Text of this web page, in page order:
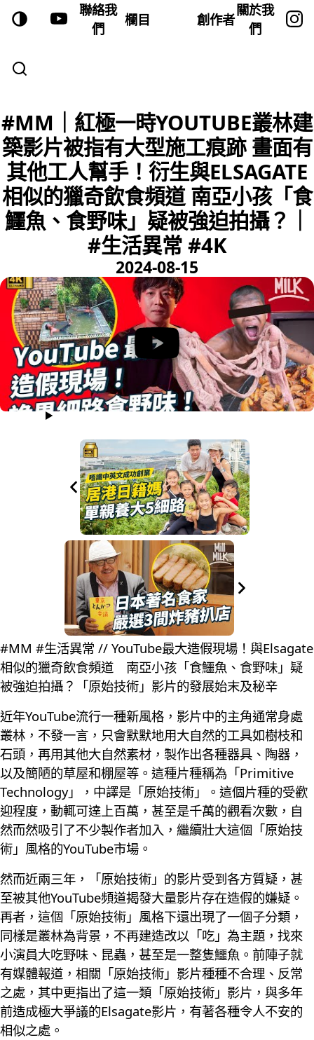
聯絡我
們
欄目 創作者
關於我
們
#MM｜紅極一時YOUTUBE叢林建
築影片被指有大型施工痕跡 畫面有
其他工人幫手！衍生與ELSAGATE
相似的獵奇飲食頻道 南亞小孩「食
鱷魚、食野味」疑被強迫拍攝？｜
#生活異常 #4K
2024-08-15
#MM #生活異常 // YouTube最大造假現場！與Elsagate
相似的獵奇飲食頻道 南亞小孩「食鱷魚、食野味」疑
被強迫拍攝？「原始技術」影片的發展始末及秘辛
近年YouTube流行一種新風格，影片中的主角通常身處
叢林，不發一言，只會默默地用大自然的工具如樹枝和
石頭，再用其他大自然素材，製作出各種器具、陶器，
以及簡陋的草屋和棚屋等。這種片種稱為「Primitive
Technology」，中譯是「原始技術」。這個片種的受歡
迎程度，動輒可達上百萬，甚至是千萬的觀看次數，自
然而然吸引了不少製作者加入，繼續壯大這個「原始技
術」風格的YouTube市場。
然而近兩三年，「原始技術」的影片受到各方質疑，甚
至被其他YouTube頻道揭發大量影片存在造假的嫌疑。
再者，這個「原始技術」風格下還出現了一個子分類，
同樣是叢林為背景，不再建造改以「吃」為主題，找來
小演員大吃野味、昆蟲，甚至是一整隻鱷魚。前陣子就
有媒體報道，相關「原始技術」影片種種不合理、反常
之處，其中更指出了這一類「原始技術」影片，與多年
前造成極大爭議的Elsagate影片，有著各種令人不安的
相似之處。